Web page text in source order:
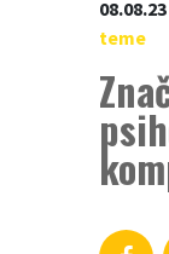
08.08.23
teme